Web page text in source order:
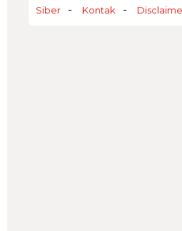
Siber
Kontak